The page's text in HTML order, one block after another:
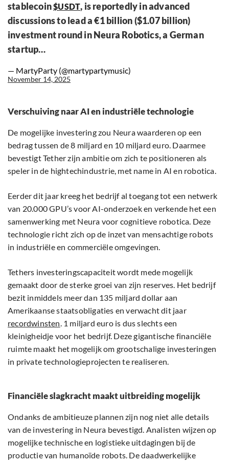
stablecoin$USDT, is reportedly in advanced
discussions to lead a €1 billion ($1.07 billion)
investment round in Neura Robotics, a German
startup…
— MartyParty (@martypartymusic)
November 14, 2025
Verschuiving naar AI en industriële technologie
De mogelijke investering zou Neura waarderen op een
bedrag tussen de 8 miljard en 10 miljard euro. Daarmee
bevestigt Tether zijn ambitie om zich te positioneren als
speler in de hightechindustrie, met name in AI en robotica.
Eerder dit jaar kreeg het bedrijf al toegang tot een netwerk
van 20.000 GPU’s voor AI-onderzoek en verkende het een
samenwerking met Neura voor cognitieve robotica. Deze
technologie richt zich op de inzet van mensachtige robots
in industriële en commerciële omgevingen.
Tethers investeringscapaciteit wordt mede mogelijk
gemaakt door de sterke groei van zijn reserves. Het bedrijf
bezit inmiddels meer dan 135 miljard dollar aan
Amerikaanse staatsobligaties en verwacht dit jaar
recordwinsten. 1 miljard euro is dus slechts een
kleinigheidje voor het bedrijf. Deze gigantische financiële
ruimte maakt het mogelijk om grootschalige investeringen
in private technologieprojecten te realiseren.
Financiële slagkracht maakt uitbreiding mogelijk
Ondanks de ambitieuze plannen zijn nog niet alle details
van de investering in Neura bevestigd. Analisten wijzen op
mogelijke technische en logistieke uitdagingen bij de
productie van humanoïde robots. De daadwerkelijke